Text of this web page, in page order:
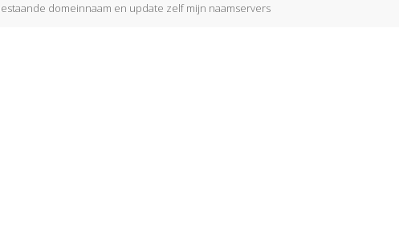
domeinnaam en update zelf mijn naamservers